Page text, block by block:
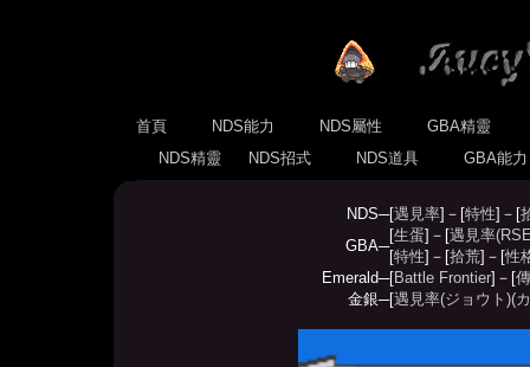
首頁 NDS能力 NDS屬性
GBA精靈
NDS精靈
NDS招式 NDS道具 GBA能
NDS─[遇見率]－[特性]－[
GBA─
[生蛋]－[遇見率
[特性]－[拾荒]－[性
Emerald─[Battle Frontier]－[
金銀─[遇見率(ジョウト)(